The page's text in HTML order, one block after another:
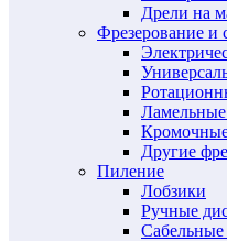
Дрели на
Фрезерование и
Другие
Пиление
Лобзики
Ручные